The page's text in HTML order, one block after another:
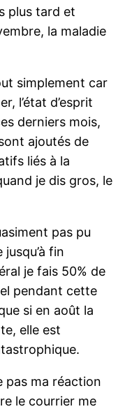
plus tard et
la maladie
simplement car
l’état d’esprit
derniers mois,
ajoutés de
liés à la
je dis gros, le
pas pu
fin
je fais 50% de
pendant cette
si en août la
elle est
pas ma réaction
le courrier me